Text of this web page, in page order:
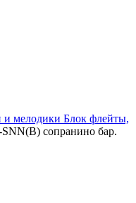
и мелодики Блок флейты,
сопранино бар.